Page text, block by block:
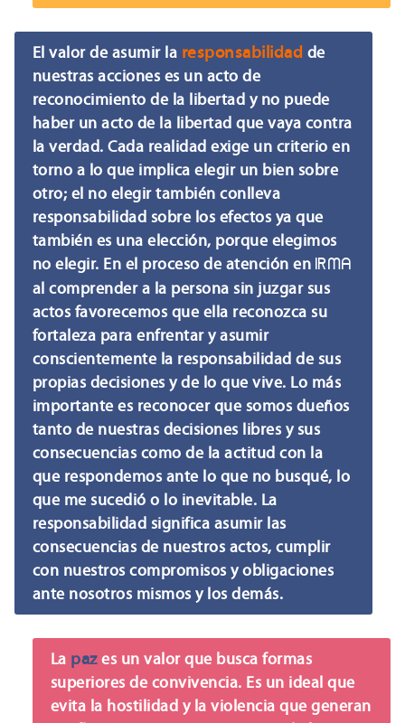
El valor de asumir la responsabilidad de
nuestras acciones es un acto de
reconocimiento de la libertad y no puede
haber un acto de la libertad que vaya contra
la verdad. Cada realidad exige un criterio en
torno a lo que implica elegir un bien sobre
otro; el no elegir también conlleva
responsabilidad sobre los efectos ya que
también es una elección, porque elegimos
no elegir. En el proceso de atención en IRMA
al comprender a la persona sin juzgar sus
actos favorecemos que ella reconozca su
fortaleza para enfrentar y asumir
conscientemente la responsabilidad de sus
propias decisiones y de lo que vive. Lo más
importante es reconocer que somos dueños
tanto de nuestras decisiones libres y sus
consecuencias como de la actitud con la
que respondemos ante lo que no busqué, lo
que me sucedió o lo inevitable. La
responsabilidad significa asumir las
consecuencias de nuestros actos, cumplir
con nuestros compromisos y obligaciones
ante nosotros mismos y los demás.
La pazes un valor que busca formas
superiores de convivencia. Es un ideal que
evita la hostilidad y la violencia que generan